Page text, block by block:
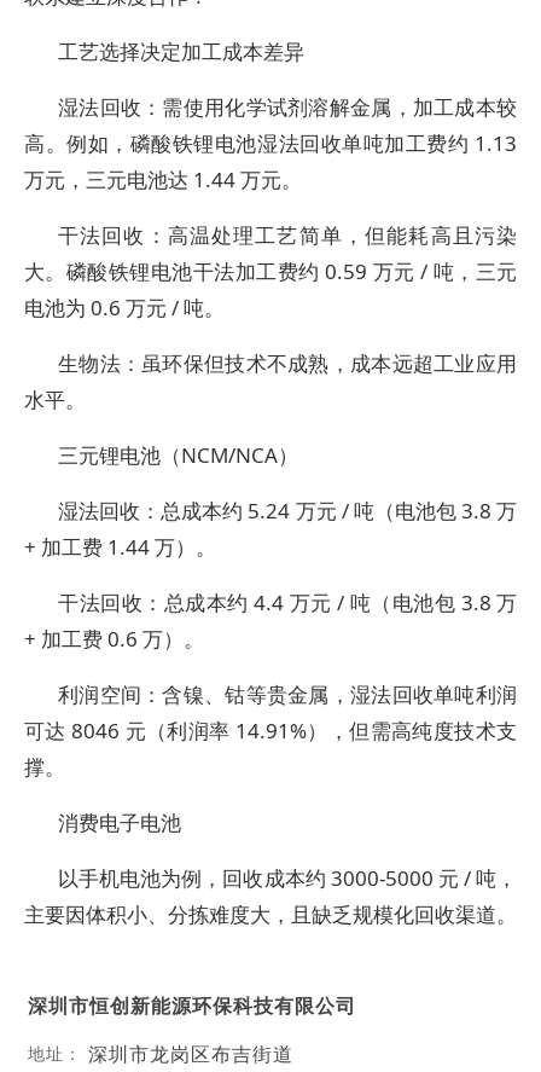
工艺选择决定加工成本差异
湿法回收：需使用化学试剂溶解金属，加工成本较
高。例如，磷酸铁锂电池湿法回收单吨加工费约 1.13
万元，三元电池达 1.44 万元。
干法回收：高温处理工艺简单，但能耗高且污染
大。磷酸铁锂电池干法加工费约 0.59 万元 / 吨，三元
电池为 0.6 万元 / 吨。
生物法：虽环保但技术不成熟，成本远超工业应用
水平。
三元锂电池（NCM/NCA）
湿法回收：总成本约 5.24 万元 / 吨（电池包 3.8 万
+ 加工费 1.44 万）。
干法回收：总成本约 4.4 万元 / 吨（电池包 3.8 万
+ 加工费 0.6 万）。
利润空间：含镍、钴等贵金属，湿法回收单吨利润
可达 8046 元（利润率 14.91%），但需高纯度技术支
撑。
消费电子电池
以手机电池为例，回收成本约 3000-5000 元 / 吨，
主要因体积小、分拣难度大，且缺乏规模化回收渠道。
深圳市恒创新能源环保科技有限公司
地址： 深圳市龙岗区布吉街道